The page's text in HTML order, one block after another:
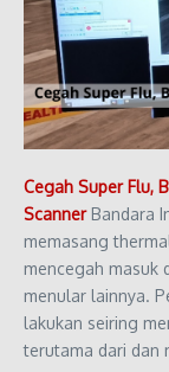
Cegah Super Flu,
ScannerBandara
memasang
mencegah masuk
menular lainnya.
lakukan seiring
terutama dari dan